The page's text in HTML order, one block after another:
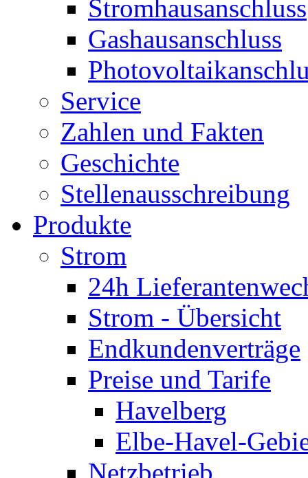
Stromhausanschluss
Gashausanschluss
Service
Zahlen und Fakten
Geschichte
Stellenausschreibung
Produkte
Strom
24h
Strom - Übersicht
Endkundenverträge
Preise und Tarife
Havelberg
Elbe-Havel-
Netzbetrieb